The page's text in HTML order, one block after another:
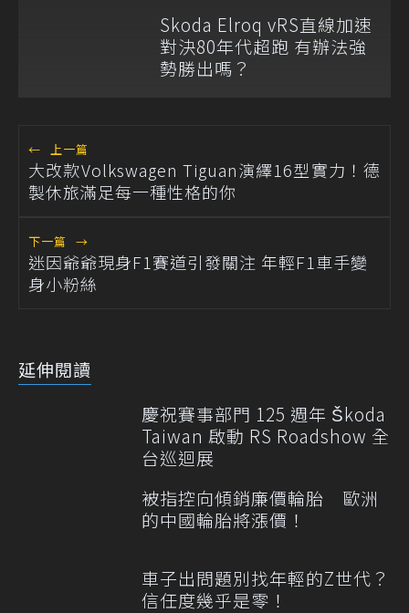
Skoda Elroq vRS直線加速
對決80年代超跑 有辦法強
勢勝出嗎？
← 上一篇
大改款Volkswagen Tiguan演繹16型實力！德
製休旅滿足每一種性格的你
下一篇 →
迷因爺爺現身F1賽道引發關注 年輕F1車手變
身小粉絲
延伸閱讀
慶祝賽事部門 125 週年 Škoda
Taiwan 啟動 RS Roadshow 全
台巡迴展
被指控向傾銷廉價輪胎 歐洲
的中國輪胎將漲價！
車子出問題別找年輕的Z世代？
信任度幾乎是零！